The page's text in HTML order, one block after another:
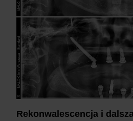
Rekonwalescencja i